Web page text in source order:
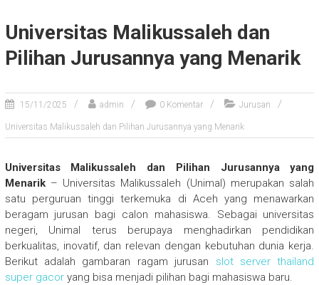
Universitas Malikussaleh dan
Pilihan Jurusannya yang Menarik
15/11/2025 admin 0 Komentar Jurusan
Universitas Malikussaleh dan Pilihan Jurusannya yang Menarik
Universitas Malikussaleh dan Pilihan Jurusannya yang
Menarik– Universitas Malikussaleh (Unimal) merupakan salah
satu perguruan tinggi terkemuka di Aceh yang menawarkan
beragam jurusan bagi calon mahasiswa. Sebagai universitas
negeri, Unimal terus berupaya menghadirkan pendidikan
berkualitas, inovatif, dan relevan dengan kebutuhan dunia kerja.
Berikut adalah gambaran ragam jurusan slot server thailand
super gacoryang bisa menjadi pilihan bagi mahasiswa baru.